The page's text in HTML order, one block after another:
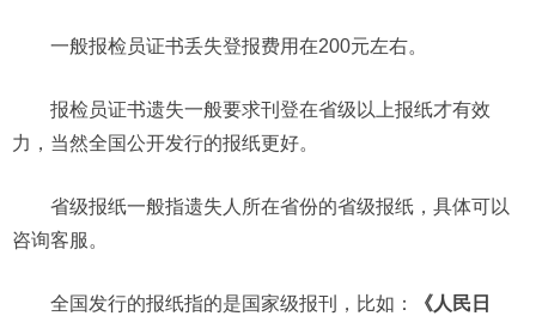
一般报检员证书丢失登报费用在200元左右。
报检员证书遗失一般要求刊登在省级以上报纸才有效
力，当然全国公开发行的报纸更好。
省级报纸一般指遗失人所在省份的省级报纸，具体可以
咨询客服。
全国发行的报纸指的是国家级报刊，比如：
《人民日